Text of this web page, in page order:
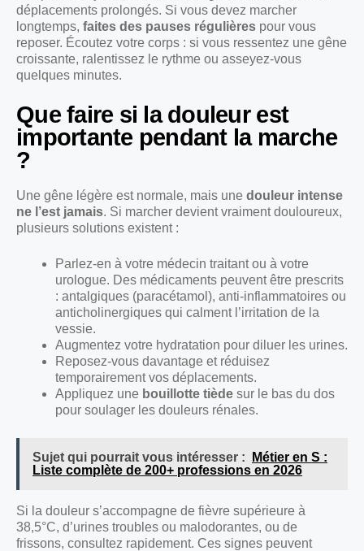
déplacements prolongés. Si vous devez marcher
longtemps, faites des pauses régulières pour vous
reposer. Écoutez votre corps : si vous ressentez une gêne
croissante, ralentissez le rythme ou asseyez-vous
quelques minutes.
Que faire si la douleur est
importante pendant la marche
?
Une gêne légère est normale, mais une douleur intense
ne l’est jamais. Si marcher devient vraiment douloureux,
plusieurs solutions existent :
Parlez-en à votre médecin traitant ou à votre
urologue. Des médicaments peuvent être prescrits
: antalgiques (paracétamol), anti-inflammatoires ou
anticholinergiques qui calment l’irritation de la
vessie.
Augmentez votre hydratation pour diluer les urines.
Reposez-vous davantage et réduisez
temporairement vos déplacements.
Appliquez une bouillotte tiède sur le bas du dos
pour soulager les douleurs rénales.
Sujet qui pourrait vous intéresser :
Métier en S :
Liste complète de 200+ professions en 2026
Si la douleur s’accompagne de fièvre supérieure à
38,5°C, d’urines troubles ou malodorantes, ou de
frissons, consultez rapidement. Ces signes peuvent